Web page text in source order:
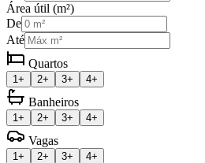
Área útil (m²)
De
Até
Quartos
1+ 2+ 3+ 4+
Banheiros
1+ 2+ 3+ 4+
Vagas
1+ 2+ 3+ 4+